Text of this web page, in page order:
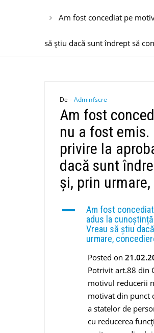
Am fost concediat pe
să știu dacă sunt îndrept să
De - Adminfscre
Am fost
nu a fost
privire la
dacă sunt
și, prin
A
Am fost
adus la
Vreau să știu
urmare,
Posted on
Potrivit art.88 din
motivul reducerii
motivat din punct
a statelor de
cu reducerea